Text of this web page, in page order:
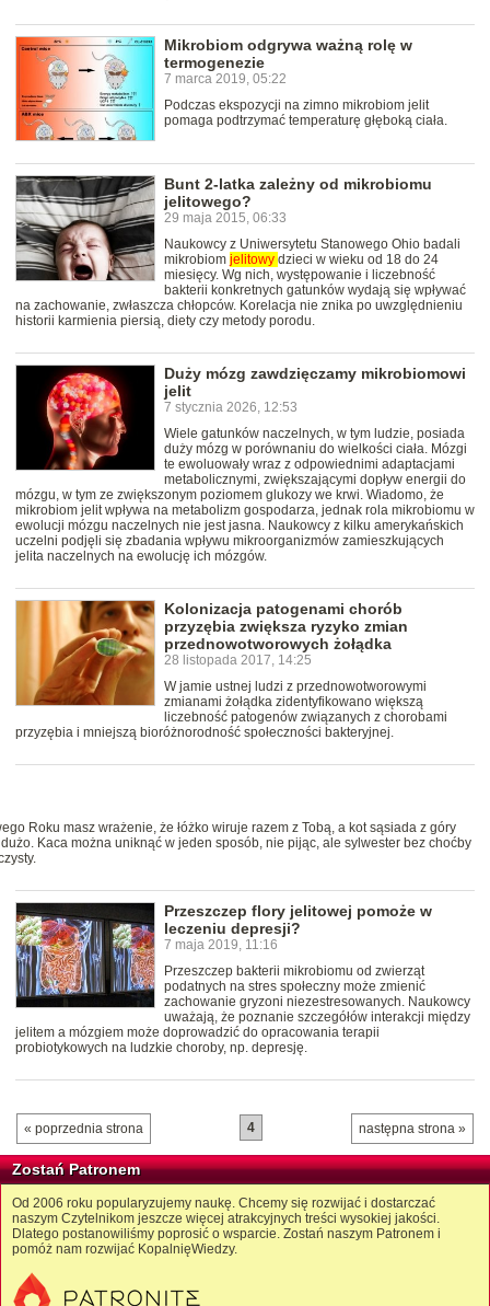
Mikrobiom odgrywa ważną rolę w
termogenezie
7 marca 2019, 05:22
Podczas ekspozycji na zimno mikrobiom jelit
pomaga podtrzymać temperaturę głęboką ciała.
Bunt 2-latka zależny od mikrobiomu
jelitowego?
29 maja 2015, 06:33
Naukowcy z Uniwersytetu Stanowego Ohio badali
mikrobiom jelitowy dzieci w wieku od 18 do 24
miesięcy. Wg nich, występowanie i liczebność
bakterii konkretnych gatunków wydają się wpływać
na zachowanie, zwłaszcza chłopców. Korelacja nie znika po uwzględnieniu
historii karmienia piersią, diety czy metody porodu.
Duży mózg zawdzięczamy mikrobiomowi
jelit
7 stycznia 2026, 12:53
Wiele gatunków naczelnych, w tym ludzie, posiada
duży mózg w porównaniu do wielkości ciała. Mózgi
te ewoluowały wraz z odpowiednimi adaptacjami
metabolicznymi, zwiększającymi dopływ energii do
mózgu, w tym ze zwiększonym poziomem glukozy we krwi. Wiadomo, że
mikrobiom jelit wpływa na metabolizm gospodarza, jednak rola mikrobiomu w
ewolucji mózgu naczelnych nie jest jasna. Naukowcy z kilku amerykańskich
uczelni podjęli się zbadania wpływu mikroorganizmów zamieszkujących
jelita naczelnych na ewolucję ich mózgów.
Kolonizacja patogenami chorób
przyzębia zwiększa ryzyko zmian
przednowotworowych żołądka
28 listopada 2017, 14:25
W jamie ustnej ludzi z przednowotworowymi
zmianami żołądka zidentyfikowano większą
liczebność patogenów związanych z chorobami
przyzębia i mniejszą bioróżnorodność społeczności bakteryjnej.
Roku masz wrażenie, że łóżko wiruje razem z Tobą, a kot sąsiada z góry
Kaca można uniknąć w jeden sposób, nie pijąc, ale sylwester bez choćby
Przeszczep flory jelitowej pomoże w
leczeniu depresji?
7 maja 2019, 11:16
Przeszczep bakterii mikrobiomu od zwierząt
podatnych na stres społeczny może zmienić
zachowanie gryzoni niezestresowanych. Naukowcy
uważają, że poznanie szczegółów interakcji między
jelitem a mózgiem może doprowadzić do opracowania terapii
probiotykowych na ludzkie choroby, np. depresję.
« poprzednia strona następna strona »
4
Zostań Patronem
Od 2006 roku popularyzujemy naukę. Chcemy się rozwijać i dostarczać
naszym Czytelnikom jeszcze więcej atrakcyjnych treści wysokiej jakości.
Dlatego postanowiliśmy poprosić o wsparcie. Zostań naszym Patronem i
pomóż nam rozwijać KopalnięWiedzy.